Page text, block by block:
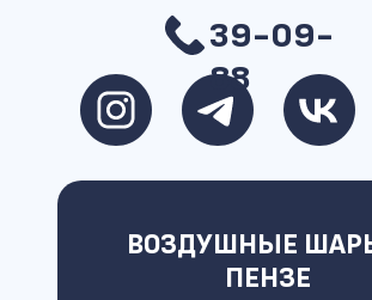
39-09-
88
ВОЗДУШНЫЕ
ПЕНЗЕ